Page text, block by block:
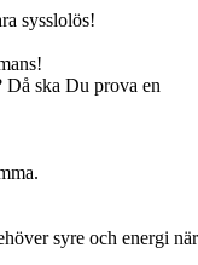
sysslolös!
Då ska Du prova en
syre och energi när